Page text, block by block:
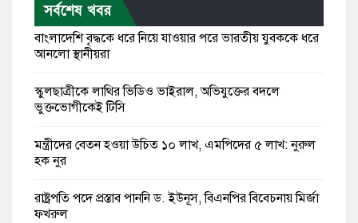
সর্বশেষ খবর
বাংলাদেশি বৃদ্ধকে ধরে নিয়ে যাওয়ার পরে ভারতীয় যুবককে ধরে
আনলো স্থানীয়রা
স্কুলছাত্রীকে লাথির ভিডিও ভাইরাল, অভিযুক্তের বদলে
ভুক্তভোগীকেই টিসি
মন্ত্রীদের বেতন হওয়া উচিত ১০ লাখ, এমপিদের ৫ লাখ: নুরুল
হক নুর
রাষ্ট্রপতি পদে প্রস্তাব পাননি ড. ইউনূস, বিএনপির বিবেচনায় মির্জা
ফখরুল